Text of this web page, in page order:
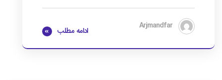
Arjmandfar ادامه مطلب